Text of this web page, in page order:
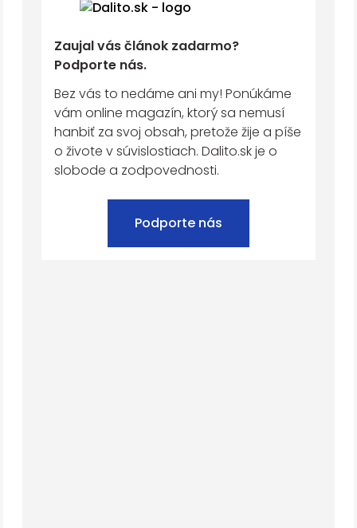
Zaujal vás článok zadarmo?
Podporte nás.
Bez vás to nedáme ani my! Ponúkáme
vám online magazín, ktorý sa nemusí
hanbiť za svoj obsah, pretože žije a píše
o živote v súvislostiach. Dalito.sk je o
slobode a zodpovednosti.
Podporte nás